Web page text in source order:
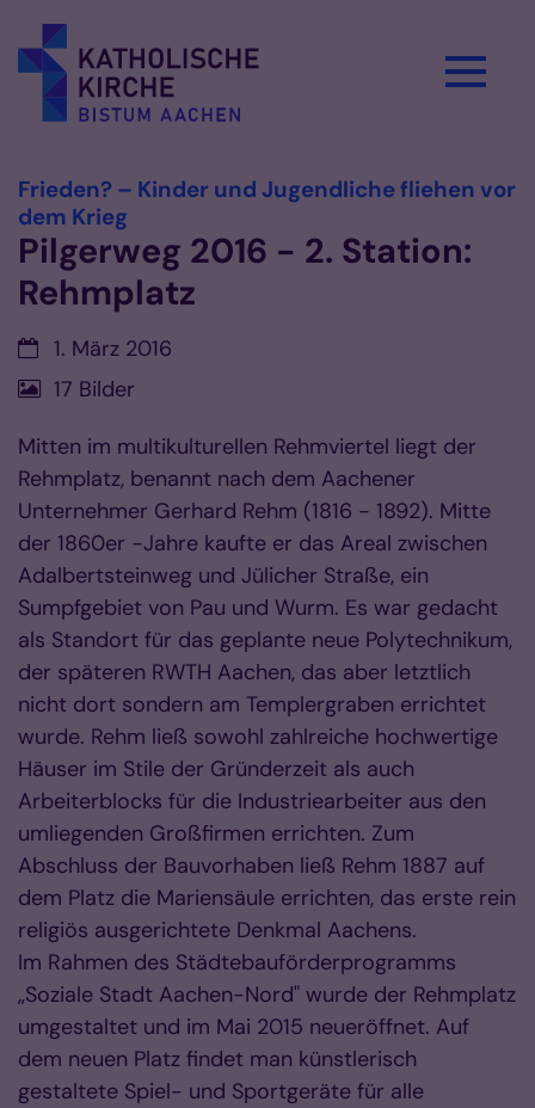
Frieden? – Kinder und Jugendliche fliehen vor
dem Krieg:
Pilgerweg 2016 - 2. Station:
Rehmplatz
Datum:1. März 2016
17 Bilder
Mitten im multikulturellen Rehmviertel liegt der
Rehmplatz, benannt nach dem Aachener
Unternehmer Gerhard Rehm (1816 - 1892). Mitte
der 1860er -Jahre kaufte er das Areal zwischen
Adalbertsteinweg und Jülicher Straße, ein
Sumpfgebiet von Pau und Wurm. Es war gedacht
als Standort für das geplante neue Polytechnikum,
der späteren RWTH Aachen, das aber letztlich
nicht dort sondern am Templergraben errichtet
wurde. Rehm ließ sowohl zahlreiche hochwertige
Häuser im Stile der Gründerzeit als auch
Arbeiterblocks für die Industriearbeiter aus den
umliegenden Großfirmen errichten. Zum
Abschluss der Bauvorhaben ließ Rehm 1887 auf
dem Platz die Mariensäule errichten, das erste rein
religiös ausgerichtete Denkmal Aachens.
Im Rahmen des Städtebauförderprogramms
„Soziale Stadt Aachen-Nord" wurde der Rehmplatz
umgestaltet und im Mai 2015 neueröffnet. Auf
dem neuen Platz findet man künstlerisch
gestaltete Spiel- und Sportgeräte für alle